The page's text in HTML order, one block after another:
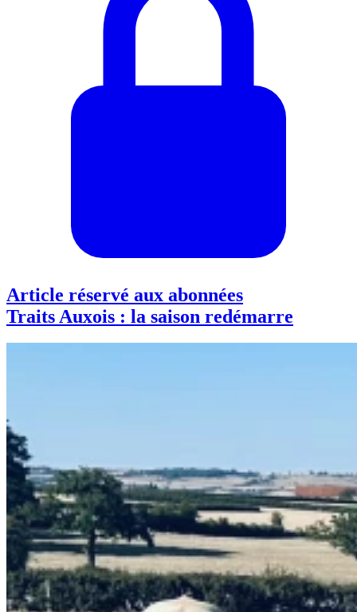
Article réservé aux abonnées
Traits Auxois : la saison redémarre